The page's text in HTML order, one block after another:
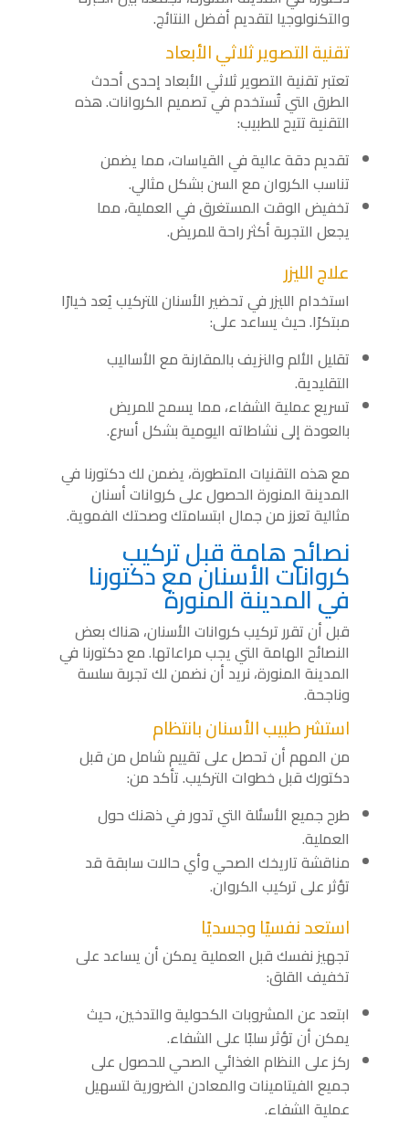
والتكنولوجيا لتقديم أفضل النتائج.
تقنية التصوير ثلاثي الأبعاد
تعتبر تقنية التصوير ثلاثي الأبعاد إحدى أحدث
الطرق التي تُستخدم في تصميم الكروانات. هذه
التقنية تتيح للطبيب:
تقديم دقة عالية في القياسات، مما يضمن
تناسب الكروان مع السن بشكل مثالي.
تخفيض الوقت المستغرق في العملية، مما
يجعل التجربة أكثر راحة للمريض.
علاج الليزر
استخدام الليزر في تحضير الأسنان للتركيب يُعد خيارًا
مبتكرًا. حيث يساعد على:
تقليل الألم والنزيف بالمقارنة مع الأساليب
التقليدية.
تسريع عملية الشفاء، مما يسمح للمريض
بالعودة إلى نشاطاته اليومية بشكل أسرع.
مع هذه التقنيات المتطورة، يضمن لك دكتورنا في
المدينة المنورة الحصول على كروانات أسنان
مثالية تعزز من جمال ابتسامتك وصحتك الفموية.
نصائح هامة قبل تركيب
كروانات الأسنان مع دكتورنا
في المدينة المنورة
قبل أن تقرر تركيب كروانات الأسنان، هناك بعض
النصائح الهامة التي يجب مراعاتها. مع دكتورنا في
المدينة المنورة، نريد أن نضمن لك تجربة سلسة
وناجحة.
استشر طبيب الأسنان بانتظام
من المهم أن تحصل على تقييم شامل من قبل
دكتورك قبل خطوات التركيب. تأكد من:
طرح جميع الأسئلة التي تدور في ذهنك حول
العملية.
مناقشة تاريخك الصحي وأي حالات سابقة قد
تؤثر على تركيب الكروان.
استعد نفسيًا وجسديًا
تجهيز نفسك قبل العملية يمكن أن يساعد على
تخفيف القلق:
ابتعد عن المشروبات الكحولية والتدخين، حيث
يمكن أن تؤثر سلبًا على الشفاء.
ركز على النظام الغذائي الصحي للحصول على
جميع الفيتامينات والمعادن الضرورية لتسهيل
عملية الشفاء.